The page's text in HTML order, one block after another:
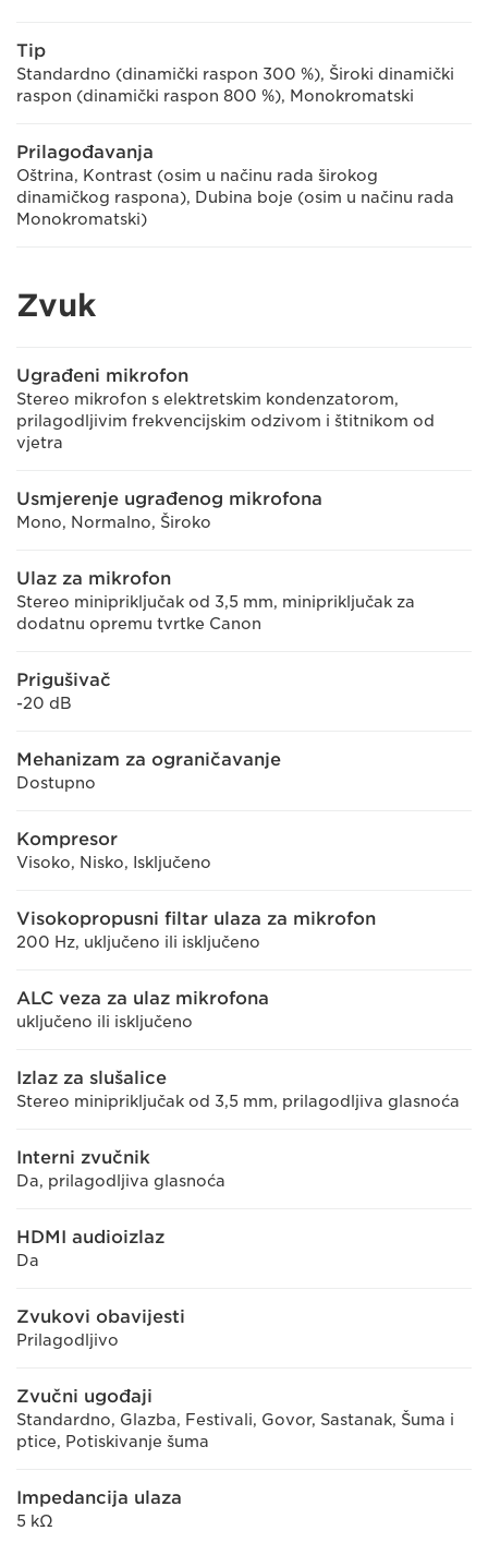
Tip
Standardno (dinamički raspon 300 %), Široki dinamički
raspon (dinamički raspon 800 %), Monokromatski
Prilagođavanja
Oštrina, Kontrast (osim u načinu rada širokog
dinamičkog raspona), Dubina boje (osim u načinu rada
Monokromatski)
Zvuk
Ugrađeni mikrofon
Stereo mikrofon s elektretskim kondenzatorom,
prilagodljivim frekvencijskim odzivom i štitnikom od
vjetra
Usmjerenje ugrađenog mikrofona
Mono, Normalno, Široko
Ulaz za mikrofon
Stereo minipriključak od 3,5 mm, minipriključak za
dodatnu opremu tvrtke Canon
Prigušivač
-20 dB
Mehanizam za ograničavanje
Dostupno
Kompresor
Visoko, Nisko, Isključeno
Visokopropusni filtar ulaza za mikrofon
200 Hz, uključeno ili isključeno
ALC veza za ulaz mikrofona
uključeno ili isključeno
Izlaz za slušalice
Stereo minipriključak od 3,5 mm, prilagodljiva glasnoća
Interni zvučnik
Da, prilagodljiva glasnoća
HDMI audioizlaz
Da
Zvukovi obavijesti
Prilagodljivo
Zvučni ugođaji
Standardno, Glazba, Festivali, Govor, Sastanak, Šuma i
ptice, Potiskivanje šuma
Impedancija ulaza
5 kΩ